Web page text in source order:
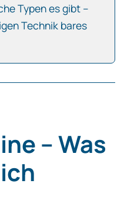
Typen es gibt –
Technik bares
– Was